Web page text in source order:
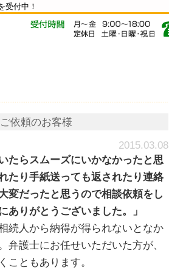
受付中！
依頼のお客様
2015.03.08
たらスムーズにいかなかったと思
たり手紙送っても返されたり連絡
変だったと思うので相談依頼をし
ありがとうございました。」
続人から納得が得られないとなか
弁護士にお任せいただいた方が、
こともあります。